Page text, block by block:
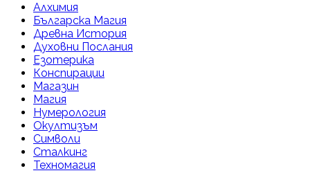
Алхимия
Българска Магия
Древна История
Духовни Послания
Езотерика
Конспирации
Магазин
Магия
Нумерология
Окултизъм
Символи
Сталкинг
Техномагия